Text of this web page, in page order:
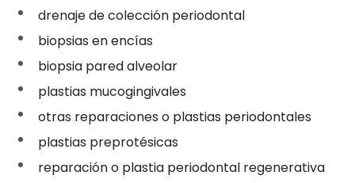
drenaje de colección periodontal
biopsias en encías
biopsia pared alveolar
plastias mucogingivales
otras reparaciones o plastias periodontales
plastias preprotésicas
reparación o plastia periodontal regenerativa